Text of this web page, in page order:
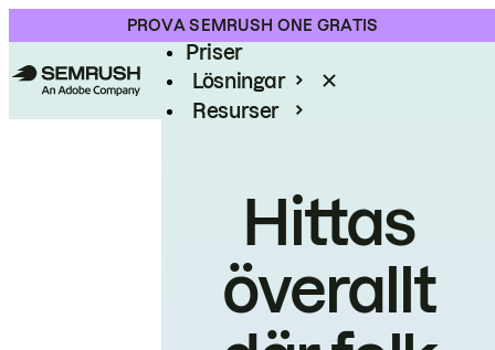
PROVA SEMRUSH ONE GRATIS
Produkt
Priser
Lösningar
Resurser
Hittas
överallt